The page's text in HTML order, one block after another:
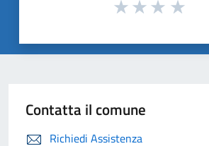
Contatta il comune
Richiedi Assistenza